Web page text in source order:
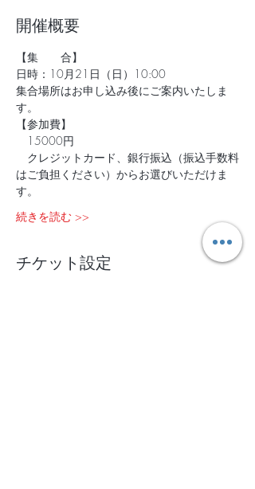
開催概要
【集　　合】
日時：10月21日（日）10:00
集合場所はお申し込み後にご案内いたしま
す。
【参加費】
15000円
クレジットカード、銀行振込（振込手数料
はご負担ください）からお選びいただけま
す。
続きを読む >>
チケット設定